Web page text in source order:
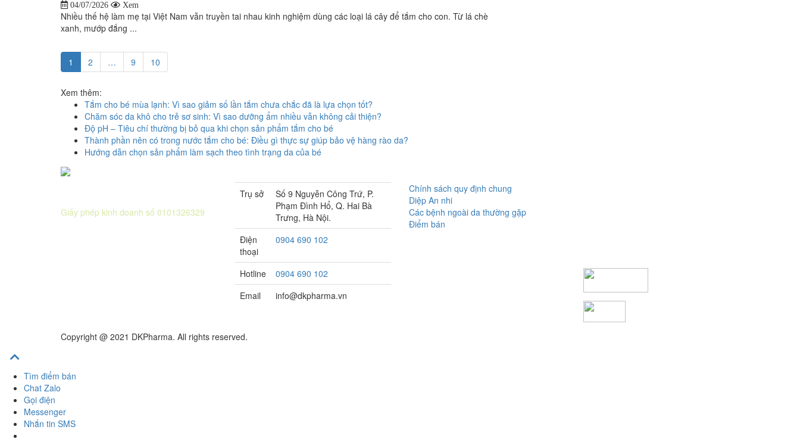
04/07/2026 Xem
Nhiều thế hệ làm mẹ tại Việt Nam vẫn truyền tai nhau kinh nghiệm dùng các loại lá cây để tắm cho con. Từ lá chè
xanh, mướp đắng ...
1 2 … 9 10
Xem thêm:
Tắm cho bé mùa lạnh: Vì sao giảm số lần tắm chưa chắc đã là lựa chọn tốt?
Chăm sóc da khô cho trẻ sơ sinh: Vì sao dưỡng ẩm nhiều vẫn không cải thiện?
Độ pH – Tiêu chí thường bị bỏ qua khi chọn sản phẩm tắm cho bé
Thành phần nên có trong nước tắm cho bé: Điều gì thực sự giúp bảo vệ hàng rào da?
Hướng dẫn chọn sản phẩm làm sạch theo tình trạng da của bé
Giấy phép kinh doanh số 0101326329
Trụ sở
Số 9 Nguyễn Công Trứ, P.
Phạm Đình Hổ, Q. Hai Bà
Trưng, Hà Nội.
Điện
thoại
0904 690 102
Hotline
0904 690 102
Email
info@dkpharma.vn
Chính sách quy định chung
Diệp An nhi
Các bệnh ngoài da thường gặp
Điểm bán
Copyright @ 2021 DKPharma. All rights reserved.
Tìm điểm bán
Chat Zalo
Gọi điện
Messenger
Nhắn tin SMS